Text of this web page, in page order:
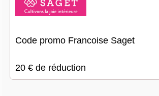
Code promo Francoise Saget
20 € de réduction